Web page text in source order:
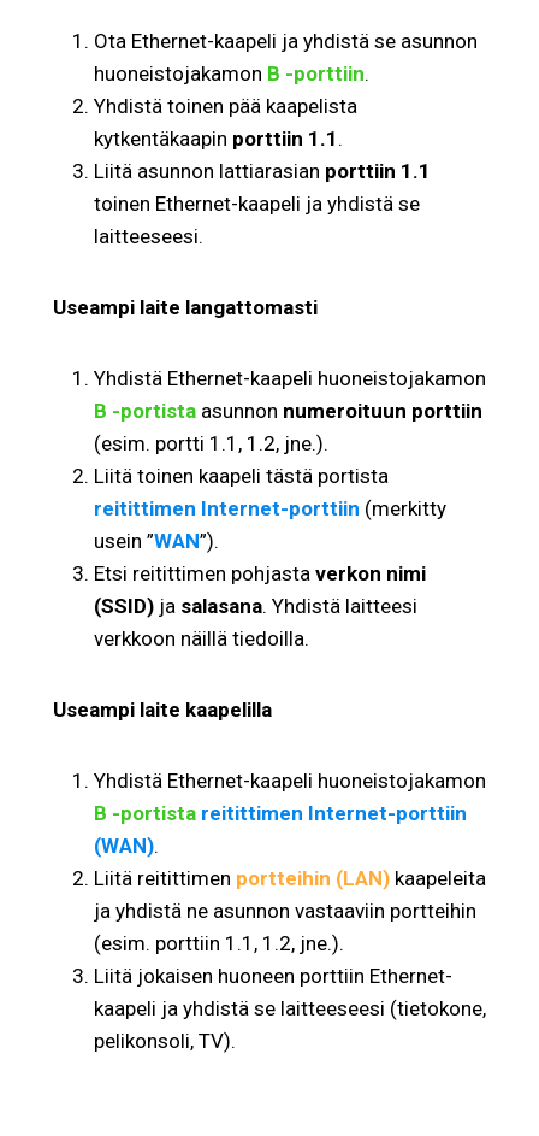
Ota Ethernet-kaapeli ja yhdistä se asunnon
huoneistojakamon B -porttiin.
Yhdistä toinen pää kaapelista
kytkentäkaapin porttiin 1.1 .
Liitä asunnon lattiarasian porttiin 1.1
toinen Ethernet-kaapeli ja yhdistä se
laitteeseesi.
Useampi laite langattomasti
Yhdistä Ethernet-kaapeli huoneistojakamon
B -portista asunnon numeroituun porttiin
(esim. portti 1.1, 1.2, jne.).
Liitä toinen kaapeli tästä portista
reitittimen Internet-porttiin (merkitty
usein ”WAN”).
Etsi reitittimen pohjasta verkon nimi
(SSID) ja salasana. Yhdistä laitteesi
verkkoon näillä tiedoilla.
Useampi laite kaapelilla
Yhdistä Ethernet-kaapeli huoneistojakamon
B -portista reitittimen Internet-porttiin
(WAN).
Liitä reitittimen portteihin (LAN) kaapeleita
ja yhdistä ne asunnon vastaaviin portteihin
(esim. porttiin 1.1, 1.2, jne.).
Liitä jokaisen huoneen porttiin Ethernet-
kaapeli ja yhdistä se laitteeseesi (tietokone,
pelikonsoli, TV).